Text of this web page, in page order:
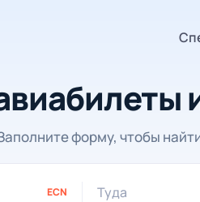
форму, чтобы
ECN Туда